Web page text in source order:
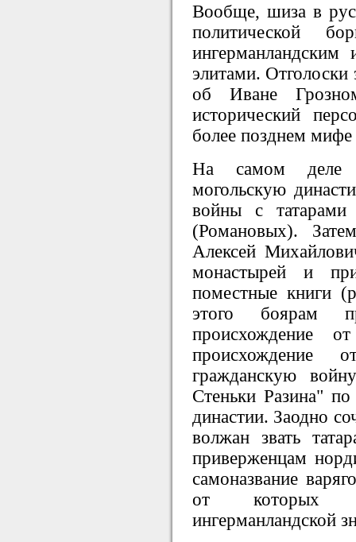
Вообще, шиза в
политической
элитами.
об Иване
исторический
более позднем мифе
На самом деле
могольскую
войны с
(Романовых).
Алексей
монастырей и
поместные книги
этого боярам
происхождение
происхождение
гражданскую
Стеньки Разина"
династии. Заодно
волжан звать
приверженцам
самоназвание
от которых
ингерманландской